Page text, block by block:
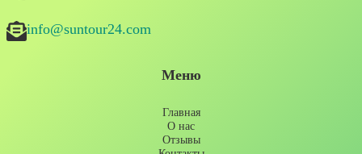
info@suntour24.com
Меню
Главная
О нас
Отзывы